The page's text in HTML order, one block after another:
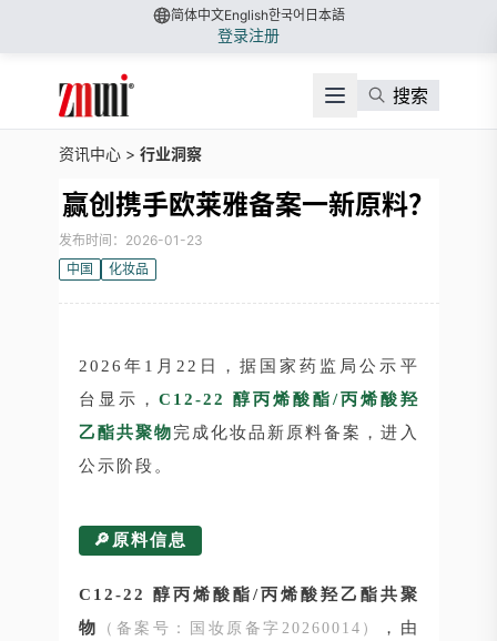
简体中文English한국어 日本語
登录注册
搜索
资讯中心 > 行业洞察
赢创携手欧莱雅备案一新原料？
发布时间：2026-01-23
中国
化妆品
2026年1月22日，据国家药监局公示平
台显示， C12-22 醇丙烯酸酯/丙烯酸羟
乙酯共聚物完成化妆品新原料备案，进入
公示阶段。
🔎原料信息
C12-22 醇丙烯酸酯/丙烯酸羟乙酯共聚
物
（备案号：国妆原备字20260014）
，由